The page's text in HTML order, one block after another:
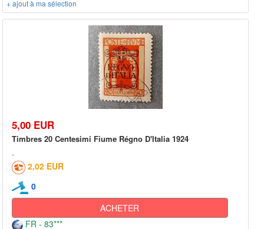
+ ajout à ma sélection
5,00 EUR
Timbres 20 Centesimi Fiume Régno D'Italia 1924
2,02 EUR
0
ACHETER
FR - 83***